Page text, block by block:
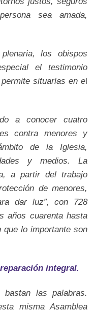
sea amada,
los obispos
el testimonio
situarlas en el
a conocer cuatro
contra menores y
de la Iglesia,
y medios. La
a partir del trabajo
de menores,
dar luz”, con 728
años cuarenta hasta
lo importante son
integral.
las palabras.
misma Asamblea